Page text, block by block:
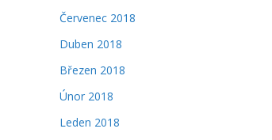
Červenec 2018
Duben 2018
Březen 2018
Únor 2018
Leden 2018